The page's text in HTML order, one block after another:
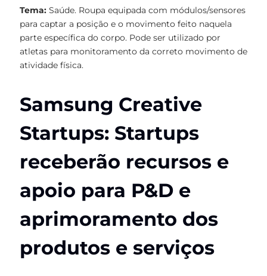
Tema: Saúde. Roupa equipada com módulos/sensores
para captar a posição e o movimento feito naquela
parte específica do corpo. Pode ser utilizado por
atletas para monitoramento da correto movimento de
atividade física.
Samsung Creative
Startups: Startups
receberão recursos e
apoio para P&D e
aprimoramento dos
produtos e serviços